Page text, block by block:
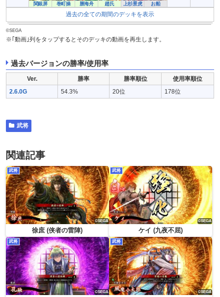
関銀屏
巻町操 勝海舟 趙氏 上杉景虎 お船
過去の全ての期間のデッキを表示
©SEGA
※｢動画｣列をタップするとそのデッキの動画を再生します。
過去バージョンの勝率/使用率
Ver. 勝率 勝率順位
使用率順位
2.6.0G
54.3% 20位 178位
武将
関連記事
武将
徐庶 (侠者の雷陣)
武将
ケイ (九夜不屈)
武将 武将